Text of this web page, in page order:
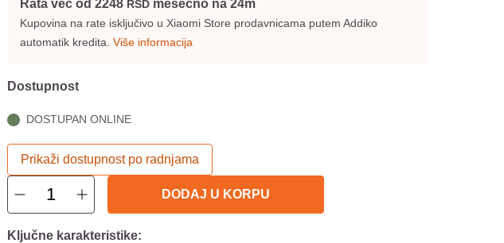
Rata već od 2248 RSD mesečno na 24m
Kupovina na rate isključivo u Xiaomi Store prodavnicama putem Addiko
automatik kredita. Više informacija
Dostupnost
DOSTUPAN ONLINE
Prikaži dostupnost po radnjama
DODAJ U KORPU
Ključne karakteristike: